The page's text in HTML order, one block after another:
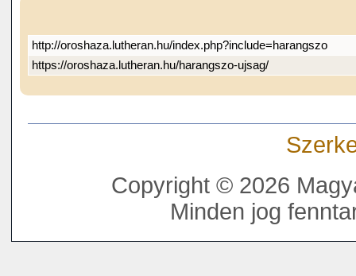
http://oroshaza.lutheran.hu/index.php?include=harangszo
https://oroshaza.lutheran.hu/harangszo-ujsag/
Copyright © 2026
Minden jog